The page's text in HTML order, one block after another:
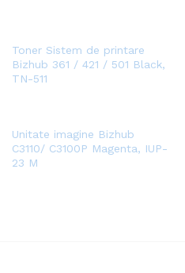
Toner Sistem de printare
Bizhub 361 / 421 / 501 Black,
TN-511
Unitate imagine Bizhub
C3110/ C3100P Magenta, IUP-
23 M